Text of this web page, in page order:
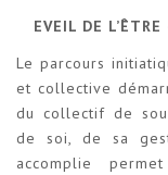
EVEIL DE
Le parcours
et collective
du collectif de
de soi, de sa
accomplie